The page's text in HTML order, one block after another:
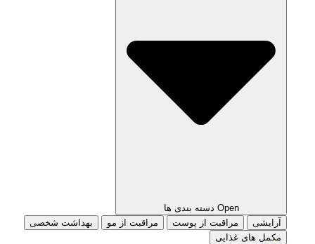
Open دسته بندی ها
آرایشی
مراقبت از پوست مراقبت از مو
بهداشت شخصی
مکمل های غذایی